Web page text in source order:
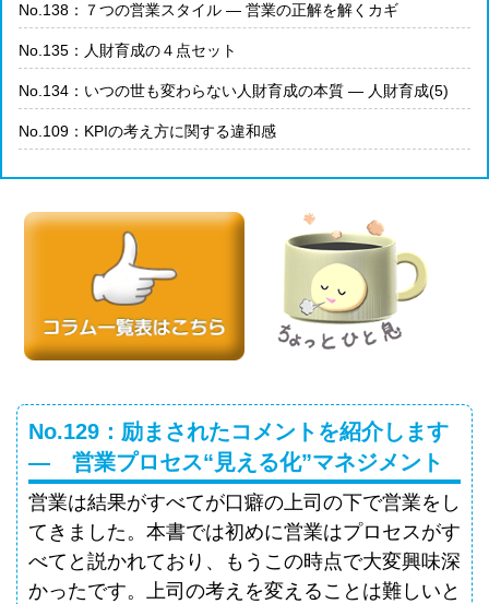
No.138：７つの営業スタイル ― 営業の正解を解くカギ
No.135：人財育成の４点セット
No.134：いつの世も変わらない人財育成の本質 ― 人財育成(5)
No.109：KPIの考え方に関する違和感
No.129：励まされたコメントを紹介します
― 営業プロセス“見える化”マネジメント
営業は結果がすべてが口癖の上司の下で営業をし
てきました。本書では初めに営業はプロセスがす
べてと説かれており、もうこの時点で大変興味深
かったです。上司の考えを変えることは難しいと